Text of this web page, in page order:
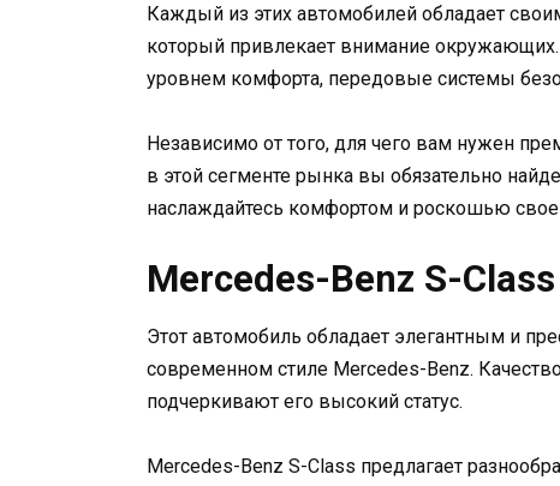
Каждый из этих автомобилей обладает
который привлекает внимание
уровнем комфорта, передовые системы
Независимо от того, для чего вам нужен
в этой сегменте рынка вы обязательно
наслаждайтесь комфортом и роскошью
Mercedes-Benz S-Class
Этот автомобиль обладает элегантным и
современном стиле Mercedes-Benz.
подчеркивают его высокий статус.
Mercedes-Benz S-Class предлагает